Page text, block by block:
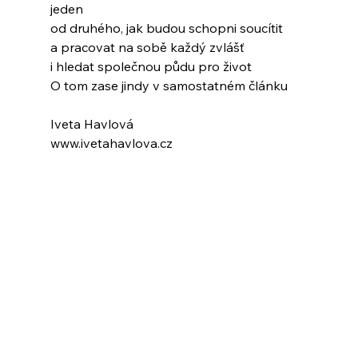
jeden
od druhého, jak budou schopni soucítit
a pracovat na sobě každý zvlášť
i hledat společnou půdu pro život
O tom zase jindy v samostatném článku
Iveta Havlová
www.ivetahavlova.cz